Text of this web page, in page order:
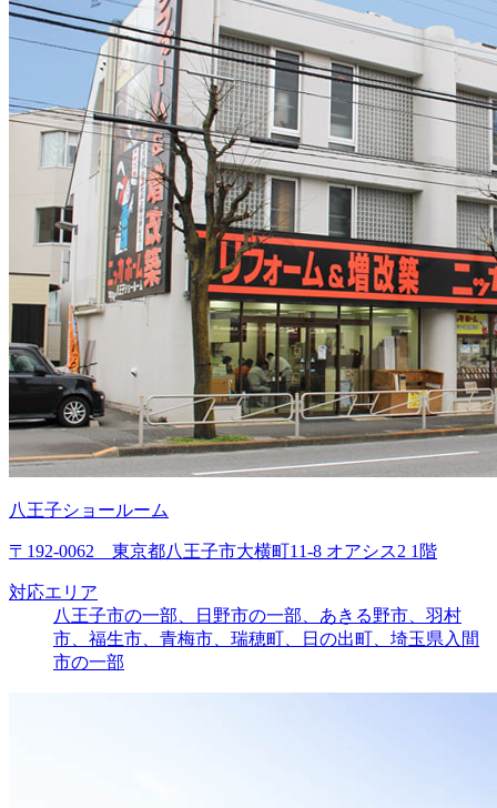
八王子ショールーム
〒192-0062 東京都八王子市大横町11-8 オアシス2 1階
対応エリア
八王子市の一部、日野市の一部、あきる野市、羽村
市、福生市、青梅市、瑞穂町、日の出町、埼玉県入間
市の一部